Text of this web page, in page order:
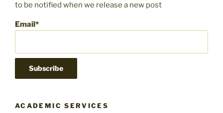
to be notified when we release a new post
Email*
ACADEMIC SERVICES